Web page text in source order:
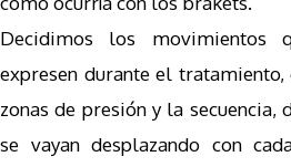
Decidimos los movimientos
expresen durante el
zonas de presión y la secuencia,
se vayan desplazando con